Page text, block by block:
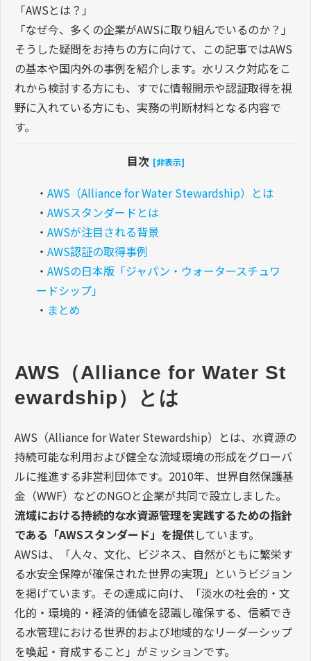
「AWSとは？」
「なぜ今、多くの企業がAWSに取り組んでいるのか？」
そうした疑問をお持ちの方に向けて、この記事ではAWS
の基本や国内外の事例を紹介します。水リスク対応をこ
れから検討する方にも、すでに情報開示や認証取得を視
野に入れている方にも、実務の判断材料となる内容で
す。
目次 [非表示]
・ AWS（Alliance for Water Stewardship）とは
・ AWSスタンダードとは
・ AWSが注目される背景
・ AWS認証の取得事例
・ AWSの日本版「ジャパン・ウォータースチュワ
ードシップ」
・ まとめ
AWS（Alliance for Water St
ewardship）とは
AWS（Alliance for Water Stewardship）とは、水資源の
持続可能な利用および健全な流域環境の形成をグローバ
ルに推進する非営利団体です。2010年、世界自然保護基
金（WWF）などのNGOと企業が共同で設立しました。
流域における持続的な水資源管理を実践するための指針
である「AWSスタンダード」を提供しています。
AWSは、「人々、文化、ビジネス、自然がともに繁栄す
る水安全保障が確保された世界の実現」というビジョン
を掲げています。その達成に向け、「淡水の社会的・文
化的・環境的・経済的価値を認識し確保する、信頼でき
る水管理における世界的および地域的なリーダーシップ
を喚起・育成すること」がミッションです。